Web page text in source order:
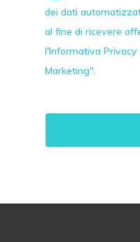
dei dati
al fine di ricevere
l'Informativa
Marketing".